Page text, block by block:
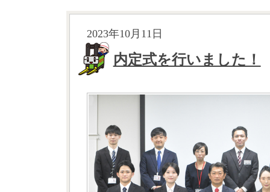
2023年10月11日
内定式を行いました！